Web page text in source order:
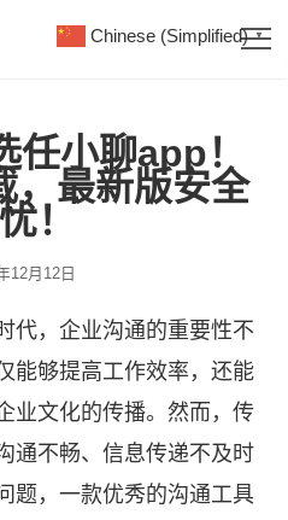
任小聊app！
，最新版安全
！
12月12日
代，企业沟通的重要性不
能够提高工作效率，还能
业文化的传播。然而，传
通不畅、信息传递不及时
题，一款优秀的沟通工具
Chinese (Simplified) ▼